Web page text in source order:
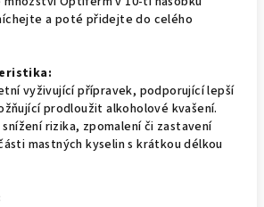
a poté přidejte do celého
vyživující přípravek, podporující lepší
prodloužit alkoholové kvašení.
rizika, zpomalení či zastavení
mastných kyselin s krátkou délkou